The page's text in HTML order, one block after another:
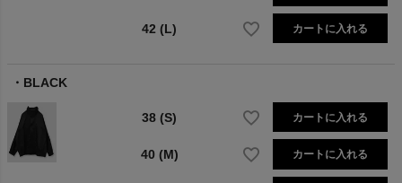
42 (L) カートに入れる
BLACK
38 (S) カートに入れる
40 (M) カートに入れる